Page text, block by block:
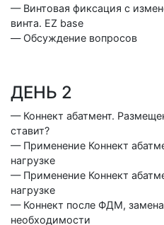
— Винтовая фиксация с
винта. EZ base
— Обсуждение вопросов
ДЕНЬ 2
— Коннект абатмент.
ставит?
— Применение Коннект
нагрузке
— Применение Коннект
нагрузке
— Коннект после ФДМ, замена
необходимости